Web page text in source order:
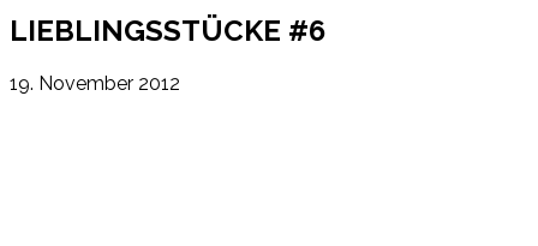
LIEBLINGSSTÜCKE #6
19. November 2012